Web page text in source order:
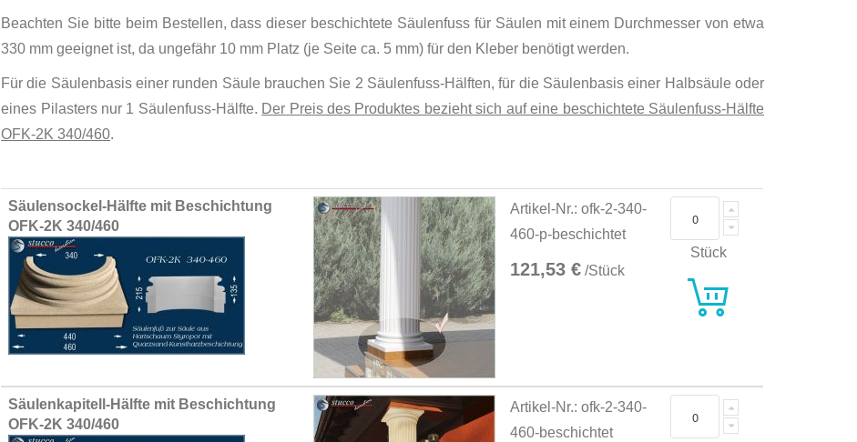
Beachten Sie bitte beim Bestellen, dass dieser beschichtete Säulenfuss für Säulen mit einem Durchmesser von etwa
330 mm geeignet ist, da ungefähr 10 mm Platz (je Seite ca. 5 mm) für den Kleber benötigt werden.
Für die Säulenbasis einer runden Säule brauchen Sie 2 Säulenfuss-Hälften, für die Säulenbasis einer Halbsäule oder
eines Pilasters nur 1 Säulenfuss-Hälfte. Der Preis des Produktes bezieht sich auf eine beschichtete Säulenfuss-Hälfte
OFK-2K 340/460.
Grouped
product
items
Säulensockel-Hälfte mit Beschichtung
OFK-2K 340/460
Artikel-Nr.: ofk-2-340-
460-p-beschichtet
121,53 € /Stück
Stück
Säulenkapitell-Hälfte mit Beschichtung
OFK-2K 340/460
Artikel-Nr.: ofk-2-340-
460-beschichtet